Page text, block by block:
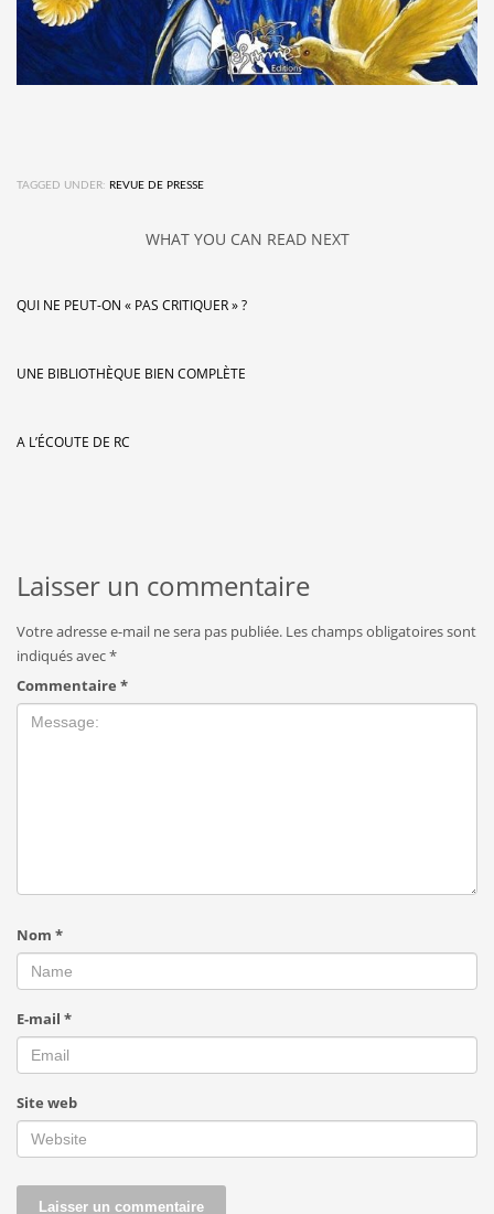
TAGGED UNDER: REVUE DE PRESSE
WHAT YOU CAN READ NEXT
QUI NE PEUT-ON « PAS CRITIQUER » ?
UNE BIBLIOTHÈQUE BIEN COMPLÈTE
A L’ÉCOUTE DE RC
Laisser un commentaire
Votre adresse e-mail ne sera pas publiée. Les champs obligatoires sont
indiqués avec*
Commentaire *
Nom *
E-mail *
Site web